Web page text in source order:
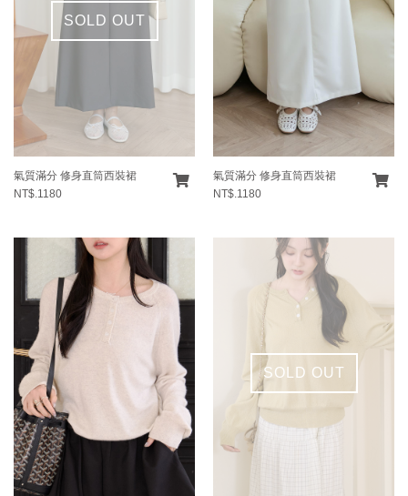
SOLD OUT
氣質滿分 修身直筒西裝裙
NT$.1180
氣質滿分 修身直筒西裝裙
NT$.1180
SOLD OUT